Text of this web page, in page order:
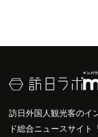
訪日外国人観光客のイ
ド総合ニュースサイ